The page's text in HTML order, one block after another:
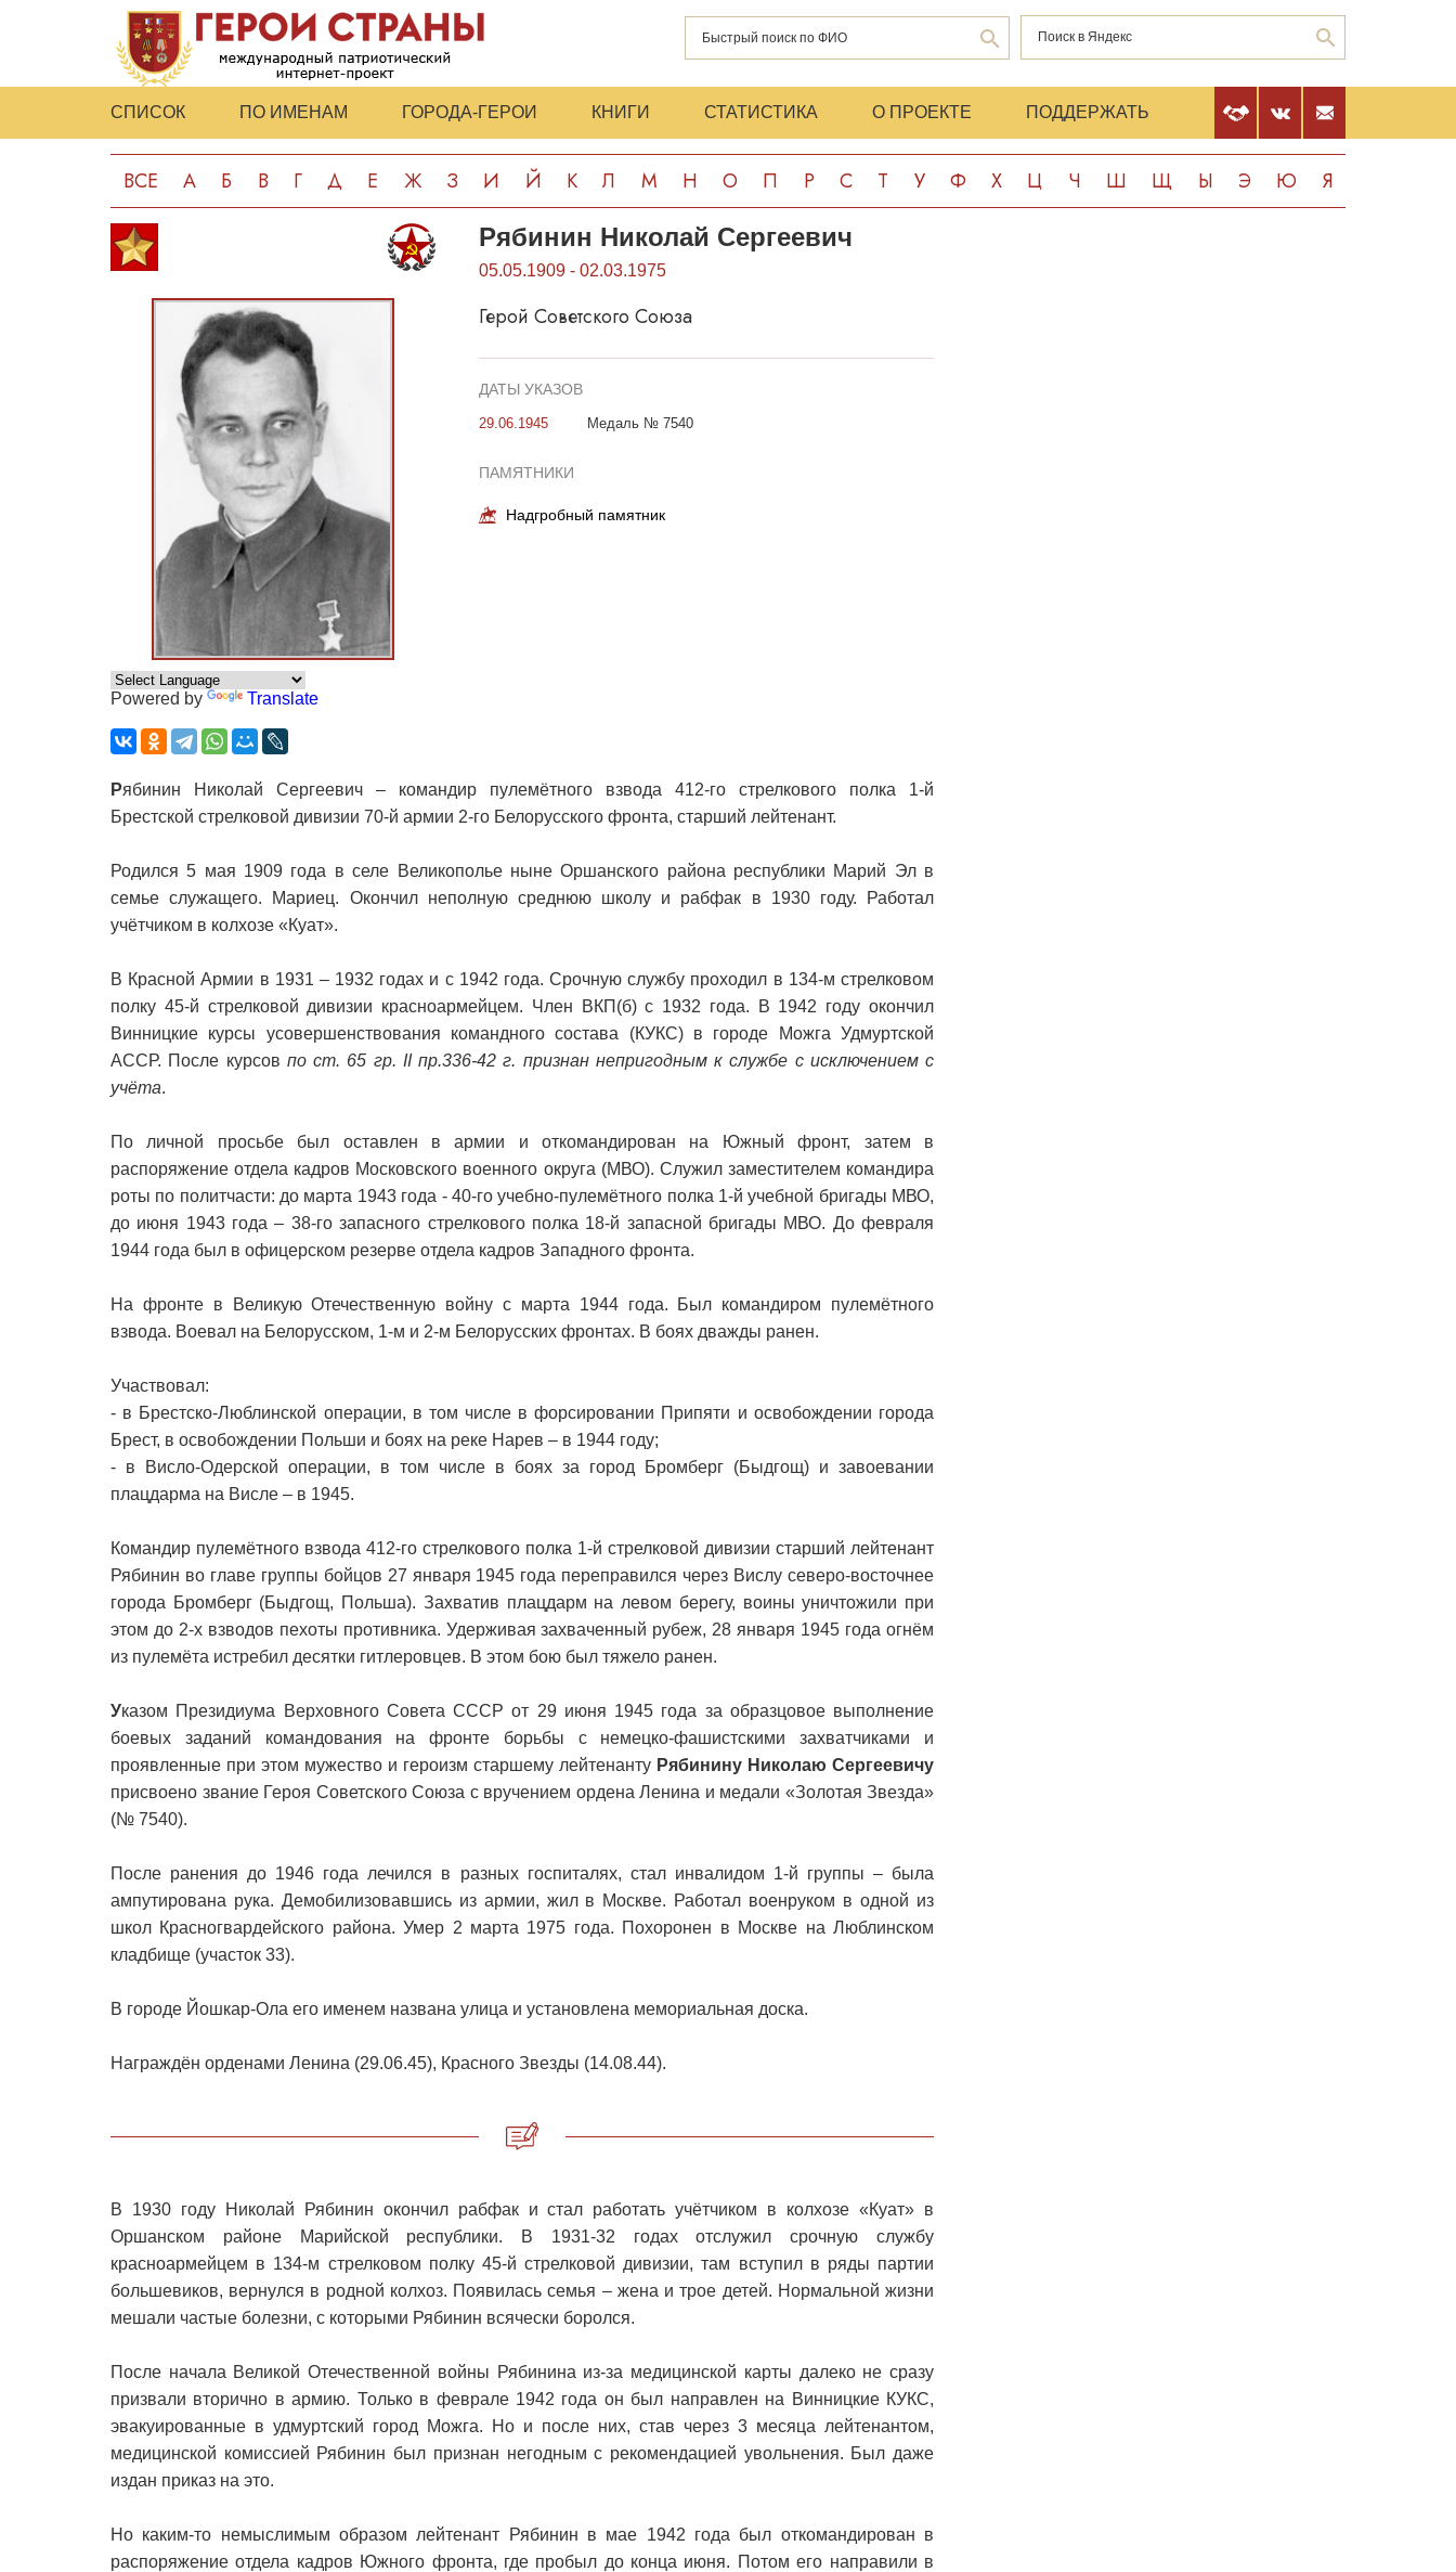
СПИСОК ПО ИМЕНАМ ГОРОДА-ГЕРОИ КНИГИ СТАТИСТИКА О ПРОЕКТЕ ПОДДЕРЖАТЬ
ВСЕ А Б В Г Д Е Ж З И Й К Л М Н О П Р С Т У Ф Х Ц Ч Ш Щ Ы Э Ю Я
Powered by Translate
Рябинин Николай Сергеевич
05.05.1909 - 02.03.1975
Герой Советского Союза
ДАТЫ УКАЗОВ
29.06.1945 Медаль № 7540
ПАМЯТНИКИ
Надгробный памятник
Рябинин Николай Сергеевич – командир пулемётного взвода 412-го стрелкового полка 1-й
Брестской стрелковой дивизии 70-й армии 2-го Белорусского фронта, старший лейтенант.
Родился 5 мая 1909 года в селе Великополье ныне Оршанского района республики Марий Эл в
семье служащего. Мариец. Окончил неполную среднюю школу и рабфак в 1930 году. Работал
учётчиком в колхозе «Куат».
В Красной Армии в 1931 – 1932 годах и с 1942 года. Срочную службу проходил в 134-м стрелковом
полку 45-й стрелковой дивизии красноармейцем. Член ВКП(б) с 1932 года. В 1942 году окончил
Винницкие курсы усовершенствования командного состава (КУКС) в городе Можга Удмуртской
АССР. После курсов по ст. 65 гр. II пр.336-42 г. признан непригодным к службе с исключением с
учёта.
По личной просьбе был оставлен в армии и откомандирован на Южный фронт, затем в
распоряжение отдела кадров Московского военного округа (МВО). Служил заместителем командира
роты по политчасти: до марта 1943 года - 40-го учебно-пулемётного полка 1-й учебной бригады МВО,
до июня 1943 года – 38-го запасного стрелкового полка 18-й запасной бригады МВО. До февраля
1944 года был в офицерском резерве отдела кадров Западного фронта.
На фронте в Великую Отечественную войну с марта 1944 года. Был командиром пулемётного
взвода. Воевал на Белорусском, 1-м и 2-м Белорусских фронтах. В боях дважды ранен.
Участвовал:
- в Брестско-Люблинской операции, в том числе в форсировании Припяти и освобождении города
Брест, в освобождении Польши и боях на реке Нарев – в 1944 году;
- в Висло-Одерской операции, в том числе в боях за город Бромберг (Быдгощ) и завоевании
плацдарма на Висле – в 1945.
Командир пулемётного взвода 412-го стрелкового полка 1-й стрелковой дивизии старший лейтенант
Рябинин во главе группы бойцов 27 января 1945 года переправился через Вислу северо-восточнее
города Бромберг (Быдгощ, Польша). Захватив плацдарм на левом берегу, воины уничтожили при
этом до 2-х взводов пехоты противника. Удерживая захваченный рубеж, 28 января 1945 года огнём
из пулемёта истребил десятки гитлеровцев. В этом бою был тяжело ранен.
Указом Президиума Верховного Совета СССР от 29 июня 1945 года за образцовое выполнение
боевых заданий командования на фронте борьбы с немецко-фашистскими захватчиками и
проявленные при этом мужество и героизм старшему лейтенанту Рябинину Николаю Сергеевичу
присвоено звание Героя Советского Союза с вручением ордена Ленина и медали «Золотая Звезда»
(№ 7540).
После ранения до 1946 года лечился в разных госпиталях, стал инвалидом 1-й группы – была
ампутирована рука. Демобилизовавшись из армии, жил в Москве. Работал военруком в одной из
школ Красногвардейского района. Умер 2 марта 1975 года. Похоронен в Москве на Люблинском
кладбище (участок 33).
В городе Йошкар-Ола его именем названа улица и установлена мемориальная доска.
Награждён орденами Ленина (29.06.45), Красного Звезды (14.08.44).
В 1930 году Николай Рябинин окончил рабфак и стал работать учётчиком в колхозе «Куат» в
Оршанском районе Марийской республики. В 1931-32 годах отслужил срочную службу
красноармейцем в 134-м стрелковом полку 45-й стрелковой дивизии, там вступил в ряды партии
большевиков, вернулся в родной колхоз. Появилась семья – жена и трое детей. Нормальной жизни
мешали частые болезни, с которыми Рябинин всячески боролся.
После начала Великой Отечественной войны Рябинина из-за медицинской карты далеко не сразу
призвали вторично в армию. Только в феврале 1942 года он был направлен на Винницкие КУКС,
эвакуированные в удмуртский город Можга. Но и после них, став через 3 месяца лейтенантом,
медицинской комиссией Рябинин был признан негодным с рекомендацией увольнения. Был даже
издан приказ на это.
Но каким-то немыслимым образом лейтенант Рябинин в мае 1942 года был откомандирован в
распоряжение отдела кадров Южного фронта, где пробыл до конца июня. Потом его направили в